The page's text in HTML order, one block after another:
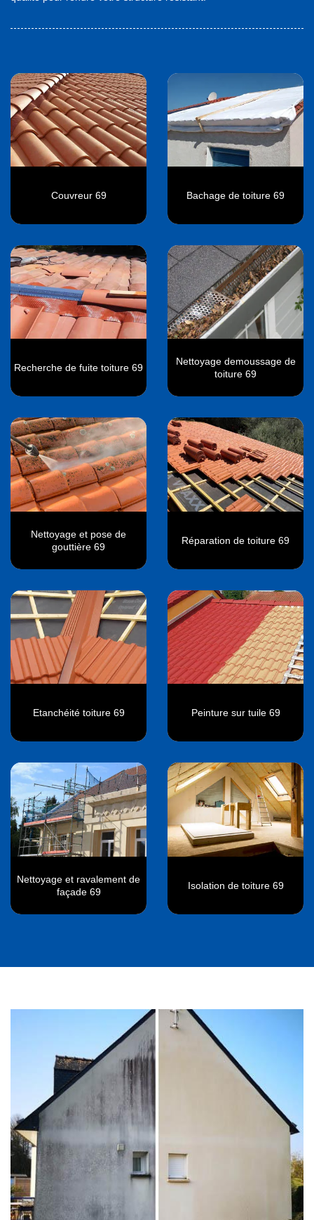
Couvreur 69 Bachage de toiture 69
Recherche de fuite toiture 69
Nettoyage demoussage de
toiture 69
Nettoyage et pose de
gouttière 69
Réparation de toiture 69
Etanchéité toiture 69 Peinture sur tuile 69
Nettoyage et ravalement de
façade 69
Isolation de toiture 69